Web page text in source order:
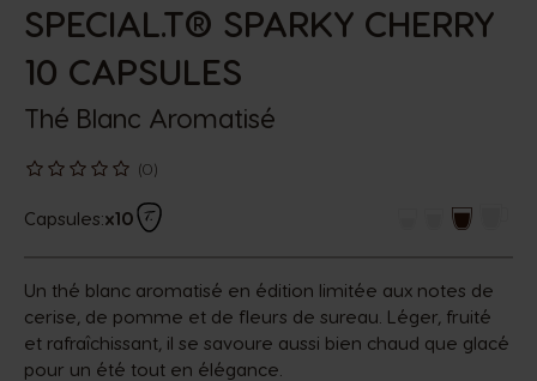
SPECIAL.T® SPARKY CHERRY
10 CAPSULES
Thé Blanc Aromatisé
(0)
Capsules:x10
Un thé blanc aromatisé en édition limitée aux notes de
cerise, de pomme et de fleurs de sureau. Léger, fruité
et rafraîchissant, il se savoure aussi bien chaud que glacé
pour un été tout en élégance.